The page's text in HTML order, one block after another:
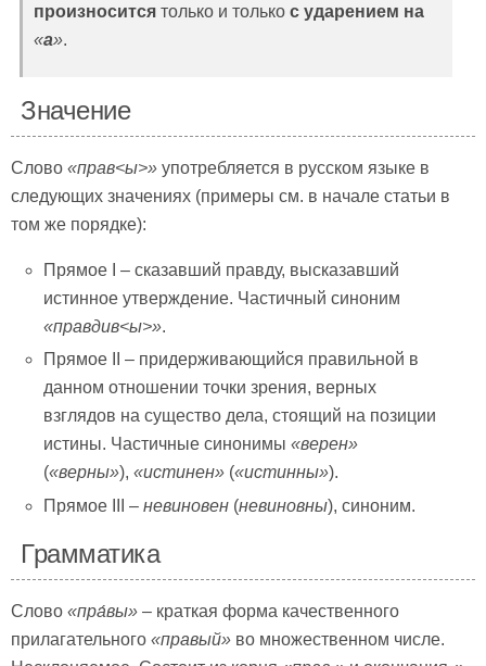
произносится только и только с ударением на
«а».
Значение
Слово «прав<ы>» употребляется в русском языке в
следующих значениях (примеры см. в начале статьи в
том же порядке):
Прямое I – сказавший правду, высказавший
истинное утверждение. Частичный синоним
«правдив<ы>».
Прямое II – придерживающийся правильной в
данном отношении точки зрения, верных
взглядов на существо дела, стоящий на позиции
истины. Частичные синонимы«верен»
(«верны»),«истинен» («истинны»).
Прямое III –невиновен (невиновны), синоним.
Грамматика
Слово «пра́вы» – краткая форма качественного
прилагательного «правый» во множественном числе.